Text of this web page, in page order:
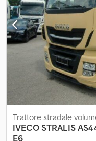
Trattore stradale
IVECO STRALIS
E6